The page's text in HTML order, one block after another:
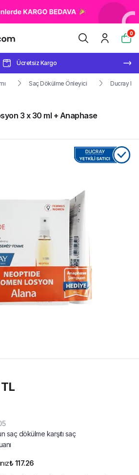
0
Ücretsiz Kargo
Saç Dökülme Önleyici Ducray
3 x 30 ml + Anaphase
saç dökülme karşıtı saç
₺ 117.26